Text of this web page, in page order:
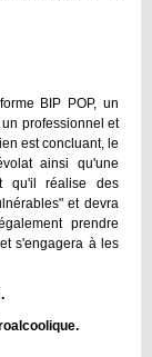
BIP POP, un
professionnel et
est concluant, le
ainsi qu'une
qu'il réalise des
et devra
prendre
s'engagera à les